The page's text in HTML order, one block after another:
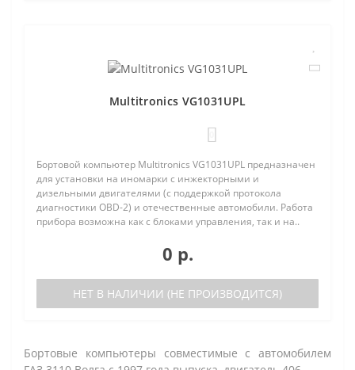
Multitronics VG1031UPL
Бортовой компьютер Multitronics VG1031UPL предназначен
для установки на иномарки с инжекторными и
дизельными двигателями (с поддержкой протокола
диагностики OBD-2) и отечественные автомобили. Работа
прибора возможна как с блоками управления, так и на..
0 р.
НЕТ В НАЛИЧИИ (НЕ ПРОИЗВОДИТСЯ)
Бортовые компьютеры совместимые с автомобилем